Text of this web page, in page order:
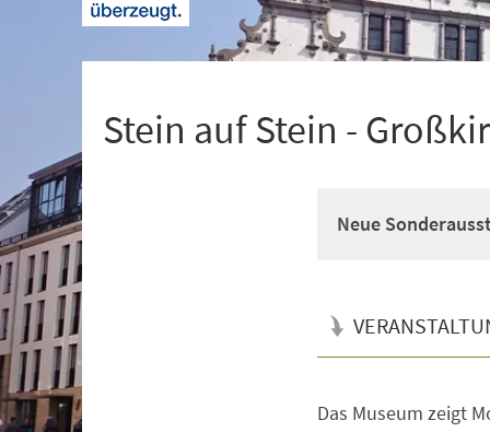
Stein auf Stein -
Neue
Das Museum zeigt